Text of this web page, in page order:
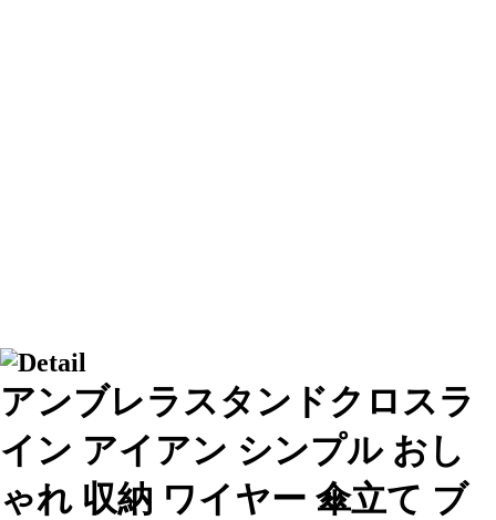
アンブレラスタンドクロスラ
イン アイアン シンプル おし
ゃれ 収納 ワイヤー 傘立て ブ